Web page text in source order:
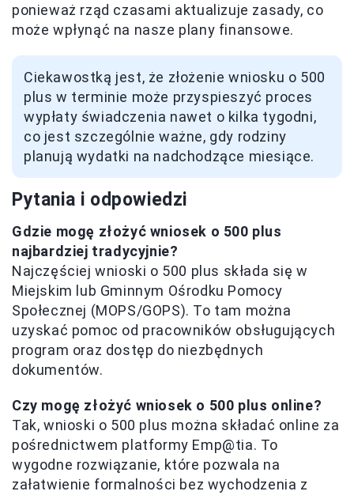
ponieważ rząd czasami aktualizuje zasady, co
może wpłynąć na nasze plany finansowe.
Ciekawostką jest, że złożenie wniosku o 500
plus w terminie może przyspieszyć proces
wypłaty świadczenia nawet o kilka tygodni,
co jest szczególnie ważne, gdy rodziny
planują wydatki na nadchodzące miesiące.
Pytania i odpowiedzi
Gdzie mogę złożyć wniosek o 500 plus
najbardziej tradycyjnie?
Najczęściej wnioski o 500 plus składa się w
Miejskim lub Gminnym Ośrodku Pomocy
Społecznej (MOPS/GOPS). To tam można
uzyskać pomoc od pracowników obsługujących
program oraz dostęp do niezbędnych
dokumentów.
Czy mogę złożyć wniosek o 500 plus online?
Tak, wnioski o 500 plus można składać online za
pośrednictwem platformy Emp@tia. To
wygodne rozwiązanie, które pozwala na
załatwienie formalności bez wychodzenia z